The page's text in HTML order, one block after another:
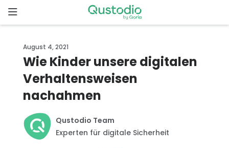
to
content
Warum
Qustodio
August 4, 2021
Wie Kinder unsere digitalen
Verhaltensweisen
nachahmen
Qustodio Team
Experten für digitale Sicherheit